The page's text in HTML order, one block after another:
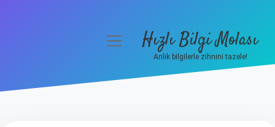
menüyüHızlı Bilgi Molası
Anlık bilgilerle zihnini tazele!